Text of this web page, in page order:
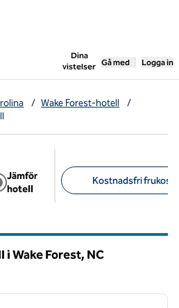
Dina
vistelser
,öppnar ny flik
Gå med Logga in
/ Wake Forest-hotell
/
Jämför
hotell
Kostnadsfri frukost
Wake Forest, NC
nästa